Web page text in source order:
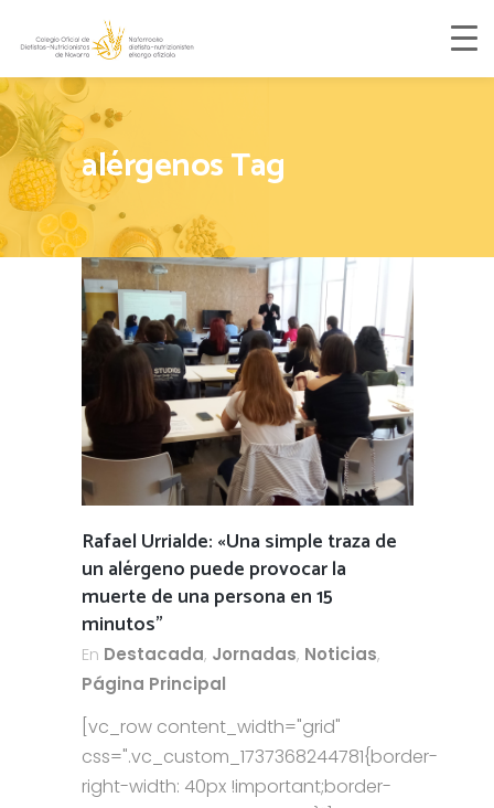
alérgenos Tag
Rafael Urrialde: «Una simple traza de
un alérgeno puede provocar la
muerte de una persona en 15
minutos”
En Destacada, Jornadas, Noticias,
Página Principal
[vc_row content_width="grid"
css=".vc_custom_1737368244781{border-
right-width: 40px !important;border-